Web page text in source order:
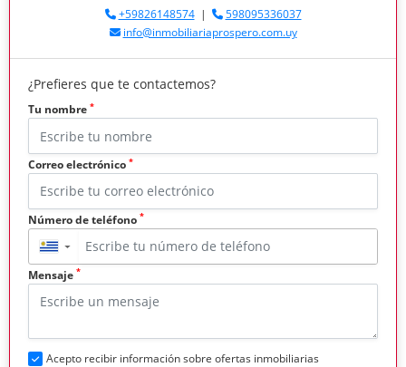
+59826148574|
598095336037
info@inmobiliariaprospero.com.uy
¿Prefieres que te contactemos?
Tu nombre *
Correo electrónico *
Número de teléfono *
▼
Mensaje *
Acepto recibir información sobre ofertas inmobiliarias